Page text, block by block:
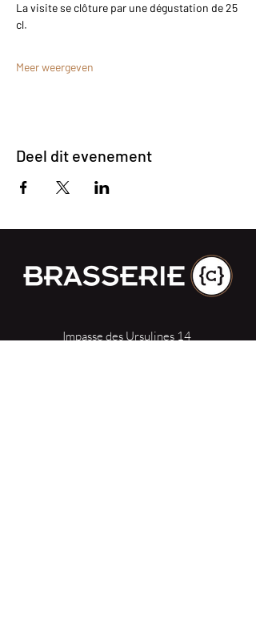
La visite se clôture par une dégustation de 25
cl.
Meer weergeven
Deel dit evenement
Impasse des Ursulines 14